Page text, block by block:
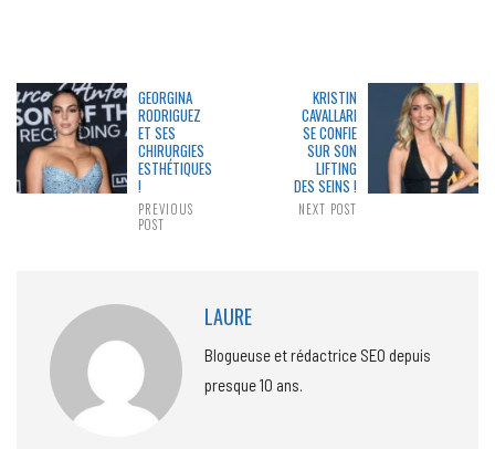
GEORGINA
RODRIGUEZ
ET SES
CHIRURGIES
ESTHÉTIQUES
!
PREVIOUS
POST
KRISTIN
CAVALLARI
SE CONFIE
SUR SON
LIFTING
DES SEINS !
NEXT POST
LAURE
Blogueuse et rédactrice SEO depuis
presque 10 ans.